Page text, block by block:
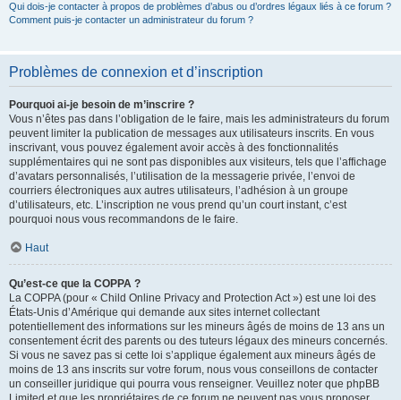
Qui dois-je contacter à propos de problèmes d’abus ou d’ordres légaux liés à ce forum ?
Comment puis-je contacter un administrateur du forum ?
Problèmes de connexion et d’inscription
Pourquoi ai-je besoin de m’inscrire ?
Vous n’êtes pas dans l’obligation de le faire, mais les administrateurs du forum
peuvent limiter la publication de messages aux utilisateurs inscrits. En vous
inscrivant, vous pouvez également avoir accès à des fonctionnalités
supplémentaires qui ne sont pas disponibles aux visiteurs, tels que l’affichage
d’avatars personnalisés, l’utilisation de la messagerie privée, l’envoi de
courriers électroniques aux autres utilisateurs, l’adhésion à un groupe
d’utilisateurs, etc. L’inscription ne vous prend qu’un court instant, c’est
pourquoi nous vous recommandons de le faire.
Haut
Qu’est-ce que la COPPA ?
La COPPA (pour « Child Online Privacy and Protection Act ») est une loi des
États-Unis d’Amérique qui demande aux sites internet collectant
potentiellement des informations sur les mineurs âgés de moins de 13 ans un
consentement écrit des parents ou des tuteurs légaux des mineurs concernés.
Si vous ne savez pas si cette loi s’applique également aux mineurs âgés de
moins de 13 ans inscrits sur votre forum, nous vous conseillons de contacter
un conseiller juridique qui pourra vous renseigner. Veuillez noter que phpBB